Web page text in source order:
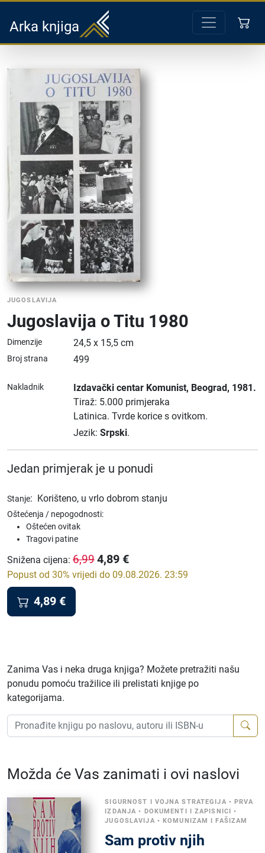
Arka knjiga
JUGOSLAVIJA
Jugoslavija o Titu 1980
Dimenzije 24,5 x 15,5 cm
Broj strana 499
Nakladnik Izdavački centar Komunist, Beograd, 1981.
Tiraž: 5.000 primjeraka
Latinica. Tvrde korice s ovitkom.
Jezik: Srpski.
Jedan primjerak je u ponudi
Stanje: Korišteno, u vrlo dobrom stanju
Oštećenja / nepogodnosti:
Oštećen ovitak
Tragovi patine
Snižena cijena: 6,994,89 €
Popust od 30% vrijedi do 09.08.2026. 23:59
4,89 €
Zanima Vas i neka druga knjiga? Možete pretražiti našu
ponudu pomoću tražilice ili prelistati knjige po
kategorijama.
Možda će Vas zanimati i ovi naslovi
SIGURNOST I VOJNA STRATEGIJA •PRVA
IZDANJA • DOKUMENTI I ZAPISNICI •
JUGOSLAVIJA •KOMUNIZAM I FAŠIZAM
Sam protiv njih